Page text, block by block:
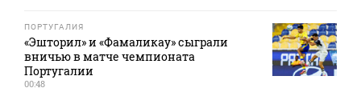
ПОРТУГАЛИЯ
«Эшторил» и «Фамаликау» сыграли
вничью в матче чемпионата
Португалии
00:48